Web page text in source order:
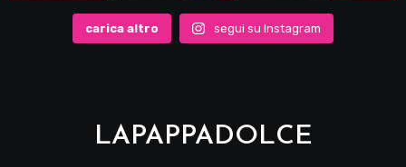
carica altro segui su Instagram
LAPAPPADOLCE